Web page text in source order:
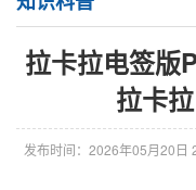
拉卡拉电签版
拉卡
发布时间：2026年05月20日